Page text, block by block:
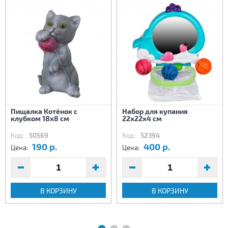
Пищалка Котёнок с
клубком 18х8 см
Код: 50569
Цена: 190 р.
В КОРЗИНУ
Набор для купания
22х22х4 см
Код: 52394
Цена: 400 р.
В КОРЗИНУ